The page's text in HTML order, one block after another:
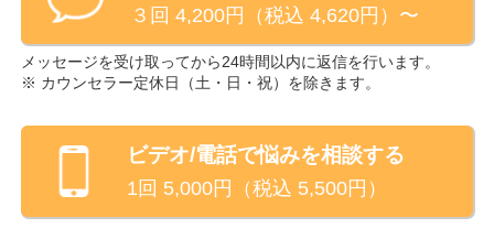
した。
３回 4,200円（税込 4,620円）〜
メッセージを受け取ってから24時間以内に返信を行います。
※ カウンセラー定休日（土・日・祝）を除きます。
ビデオ/電話で悩みを相談する
1回 5,000円（税込 5,500円）